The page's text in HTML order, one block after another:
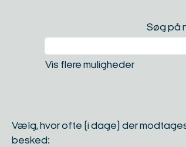
Søg på
Vis flere muligheder
Vælg, hvor ofte (i dage) der
besked: